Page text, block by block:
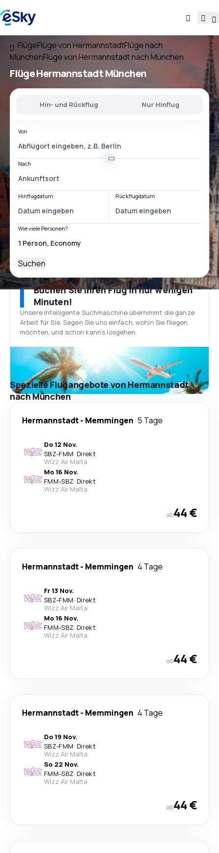
FlügeFlüge von HermannstadtFlüge nach
MünchenFlüge von Hermannstadt nach München
FlügeHermannstadt München
Hin- und Rückflug Nur Hinflug
Von
Nach
Hinflugdatum Rückflugdatum
Wie viele Personen?
Suchen
Buchen Sie Ihren Flug in nur wenigen
Minuten!
Unsere intelligente Suchmaschine übernimmt die ganze
Arbeit für Sie. Sagen Sie uns einfach, wohin Sie fliegen
möchten, und schon kann’s losgehen.
Spezielle Flugangebote von Hermannstadt
nach München
Hermannstadt- Memmingen 5 Tage
Do 12 Nov.
SBZ-FMM· Direkt
Wizz Air Malta
Mo 16 Nov.
FMM-SBZ· Direkt
Wizz Air Malta
ab44 €
Hermannstadt- Memmingen 4 Tage
Fr 13 Nov.
SBZ-FMM· Direkt
Wizz Air Malta
Mo 16 Nov.
FMM-SBZ· Direkt
Wizz Air Malta
ab44 €
Hermannstadt- Memmingen 4 Tage
Do 19 Nov.
SBZ-FMM· Direkt
Wizz Air Malta
So 22 Nov.
FMM-SBZ· Direkt
Wizz Air Malta
ab44 €